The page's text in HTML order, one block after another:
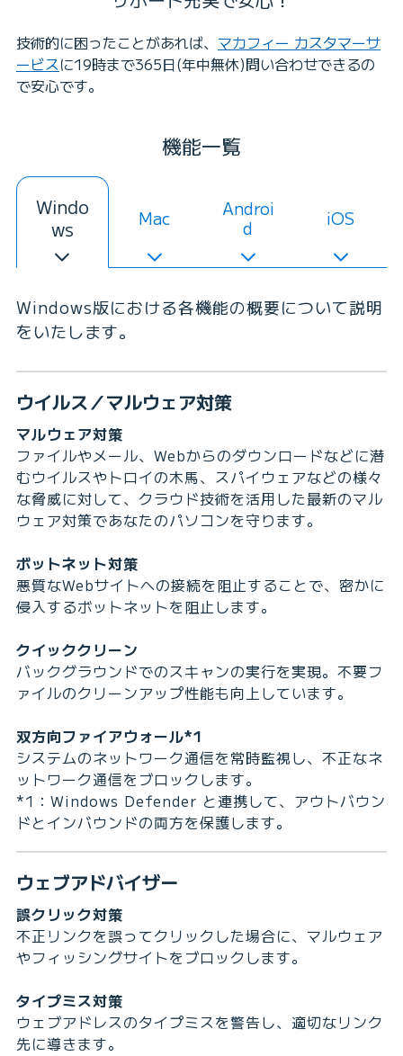
技術的に困ったことがあれば、 マカフィー カスタマーサ
ービスに19時まで365日(年中無休)問い合わせできるの
で安心です。
機能一覧
Windo
ws
Mac
Androi
d
iOS
Windows版における各機能の概要について説明
をいたします。
ウイルス／マルウェア対策
マルウェア対策
ファイルやメール、Webからのダウンロードなどに潜
むウイルスやトロイの木馬、スパイウェアなどの様々
な脅威に対して、クラウド技術を活用した最新のマル
ウェア対策であなたのパソコンを守ります。
ボットネット対策
悪質なWebサイトへの接続を阻止することで、密かに
侵入するボットネットを阻止します。
クイッククリーン
バックグラウンドでのスキャンの実行を実現。不要フ
ァイルのクリーンアップ性能も向上しています。
双方向ファイアウォール*1
システムのネットワーク通信を常時監視し、不正なネ
ットワーク通信をブロックします。
*1：Windows Defender と連携して、アウトバウン
ドとインバウンドの両方を保護します。
ウェブアドバイザー
誤クリック対策
不正リンクを誤ってクリックした場合に、マルウェア
やフィッシングサイトをブロックします。
タイプミス対策
ウェブアドレスのタイプミスを警告し、適切なリンク
先に導きます。